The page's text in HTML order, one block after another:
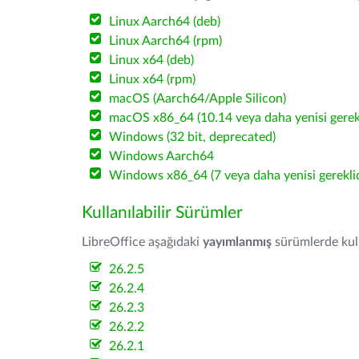
Linux Aarch64 (deb)
Linux Aarch64 (rpm)
Linux x64 (deb)
Linux x64 (rpm)
macOS (Aarch64/Apple Silicon)
macOS x86_64 (10.14 veya daha yenisi
Windows (32 bit, deprecated)
Windows Aarch64
Windows x86_64 (7 veya daha yenisi
Kullanılabilir Sürümler
LibreOffice aşağıdaki yayımlanmış sürümlerde
26.2.5
26.2.4
26.2.3
26.2.2
26.2.1